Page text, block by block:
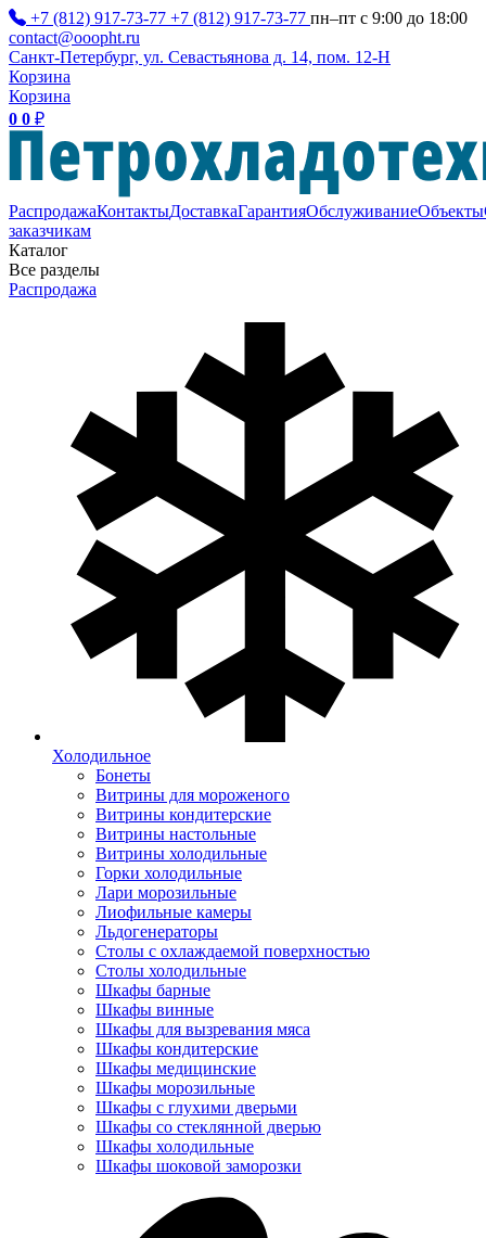
+7 (812) 917-73-77 +7 (812) 917-73-77 пн–пт с 9:00 до 18:00
contact@ooopht.ru
Санкт-Петербург, ул. Севастьянова д. 14, пом. 12-Н
Корзина
Корзина
0 0 ₽
РаспродажаКонтактыДоставкаГарантияОбслуживаниеОбъекты
заказчикам
Каталог
Все разделы
Распродажа
Холодильное
Бонеты
Витрины для мороженого
Витрины кондитерские
Витрины настольные
Витрины холодильные
Горки холодильные
Лари морозильные
Лиофильные камеры
Льдогенераторы
Столы с охлаждаемой поверхностью
Столы холодильные
Шкафы барные
Шкафы винные
Шкафы для вызревания мяса
Шкафы кондитерские
Шкафы медицинские
Шкафы морозильные
Шкафы с глухими дверьми
Шкафы со стеклянной дверью
Шкафы холодильные
Шкафы шоковой заморозки